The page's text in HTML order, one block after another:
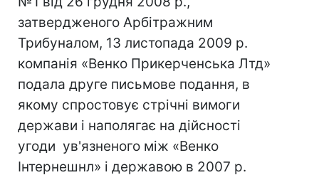
затвердженого Арбітражним
Трибуналом, 13 листопада 2009 р.
компанія «Венко Прикерченська Лтд»
подала друге письмове подання, в
якому спростовує стрічні вимоги
держави і наполягає на дійсності
угоди ув'язненого між «Венко
Інтернешнл» і державою в 2007 р.